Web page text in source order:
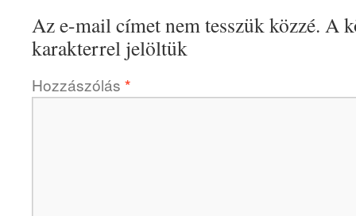
Az e-mail címet nem tesszük közzé. A
karakterrel jelöltük
Hozzászólás *